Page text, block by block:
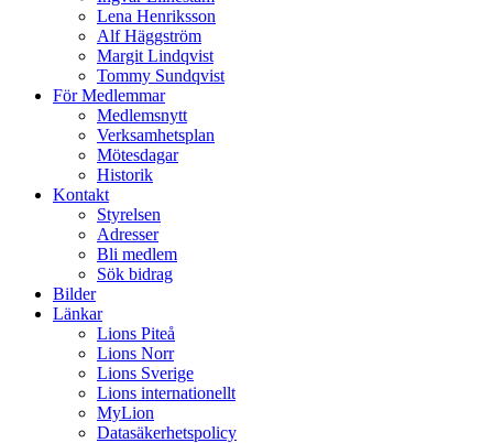
Lena Henriksson
Alf Häggström
Margit Lindqvist
Tommy Sundqvist
För Medlemmar
Medlemsnytt
Verksamhetsplan
Mötesdagar
Historik
Kontakt
Styrelsen
Adresser
Bli medlem
Sök bidrag
Bilder
Länkar
Lions Piteå
Lions Norr
Lions Sverige
Lions internationellt
MyLion
Datasäkerhetspolicy